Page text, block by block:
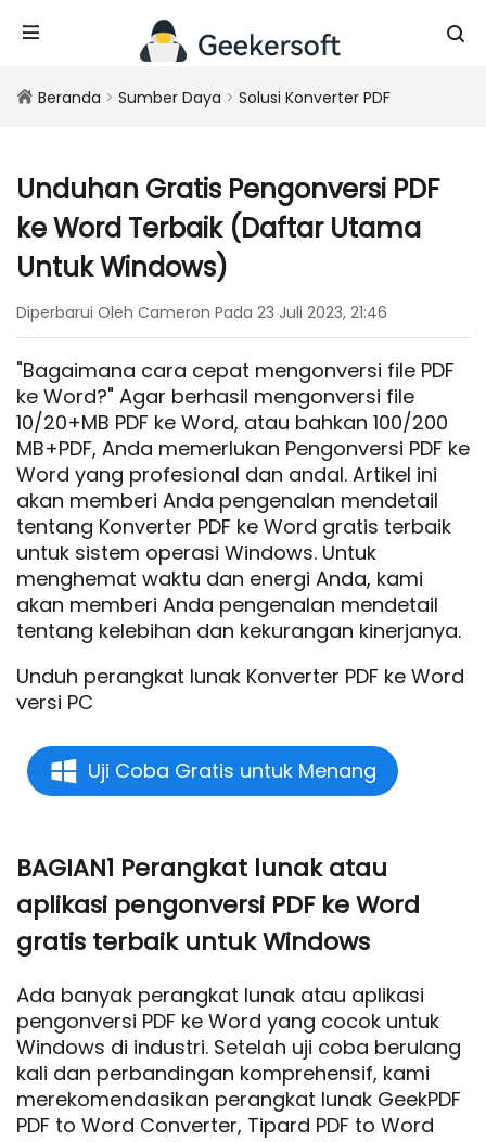
Beranda > Sumber Daya > Solusi Konverter PDF
Unduhan Gratis Pengonversi PDF
ke Word Terbaik (Daftar Utama
Untuk Windows)
Diperbarui Oleh Cameron Pada 23 Juli 2023, 21:46
"Bagaimana cara cepat mengonversi file PDF
ke Word?" Agar berhasil mengonversi file
10/20+MB PDF ke Word, atau bahkan 100/200
MB+PDF, Anda memerlukan Pengonversi PDF ke
Word yang profesional dan andal. Artikel ini
akan memberi Anda pengenalan mendetail
tentang Konverter PDF ke Word gratis terbaik
untuk sistem operasi Windows. Untuk
menghemat waktu dan energi Anda, kami
akan memberi Anda pengenalan mendetail
tentang kelebihan dan kekurangan kinerjanya.
Unduh perangkat lunak Konverter PDF ke Word
versi PC
Uji Coba Gratis untuk Menang
BAGIAN1 Perangkat lunak atau
aplikasi pengonversi PDF ke Word
gratis terbaik untuk Windows
Ada banyak perangkat lunak atau aplikasi
pengonversi PDF ke Word yang cocok untuk
Windows di industri. Setelah uji coba berulang
kali dan perbandingan komprehensif, kami
merekomendasikan perangkat lunak GeekPDF
PDF to Word Converter, Tipard PDF to Word